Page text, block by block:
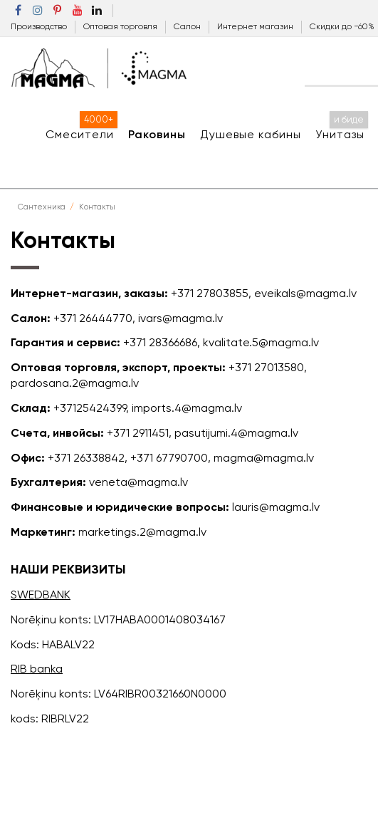
Производство Оптовая торговля Салон Интернет магазин Скидки до −60%
Смесители
4000+
Раковины Душевые кабины Унитазы
и биде
Сантехника Контакты
Контакты
Интернет-магазин, заказы: +371 27803855, eveikals@magma.lv
Салон: +371 26444770, ivars@magma.lv
Гарантия и сервис: +371 28366686, kvalitate.5@magma.lv
Оптовая торговля, экспорт, проекты: +371 27013580,
pardosana.2@magma.lv
Склад: +37125424399, imports.4@magma.lv
Счета, инвойсы: +371 2911451, pasutijumi.4@magma.lv
Офис: +371 26338842, +371 67790700, magma@magma.lv
Бухгалтерия: veneta@magma.lv
Финансовые и юридические вопросы: lauris@magma.lv
Маркетинг: marketings.2@magma.lv
НАШИ РЕКВИЗИТЫ
SWEDBANK
Norēķinu konts: LV17HABA0001408034167
Kods: HABALV22
RIB banka
Norēķinu konts: LV64RIBR00321660N0000
kods: RIBRLV22